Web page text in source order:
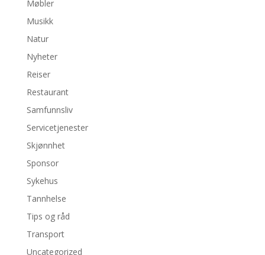
Møbler
Musikk
Natur
Nyheter
Reiser
Restaurant
Samfunnsliv
Servicetjenester
Skjønnhet
Sponsor
Sykehus
Tannhelse
Tips og råd
Transport
Uncategorized